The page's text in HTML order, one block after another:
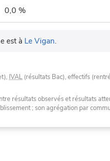
0,0 %
est à Le Vigan.
IVAL (résultats Bac), effectifs
résultats observés et résultats
; son agrégation par